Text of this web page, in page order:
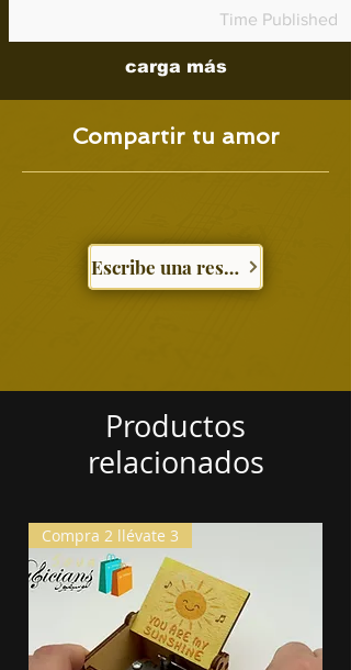
Time Published
carga más
Compartir tu amor
Escribe una reseña
Productos
relacionados
Compra 2 llévate 3